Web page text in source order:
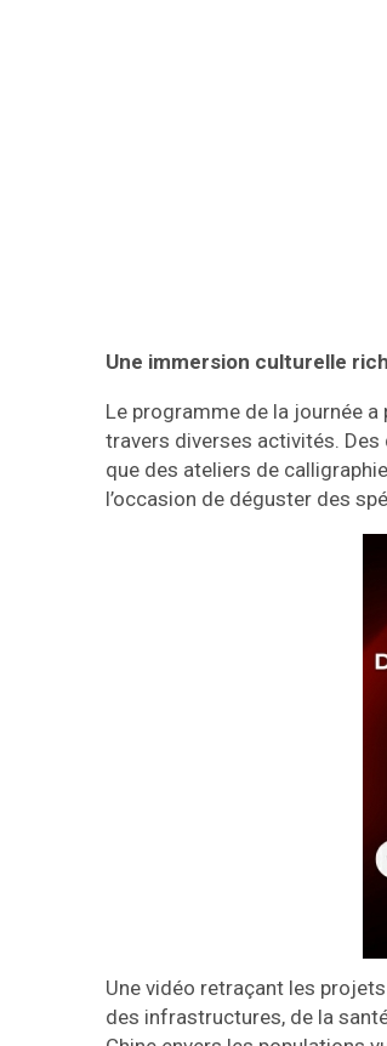
Une immersion culturelle
Le programme de la journée
travers diverses activités.
que des ateliers de
l’occasion de déguster des
Une vidéo retraçant les
des infrastructures, de la